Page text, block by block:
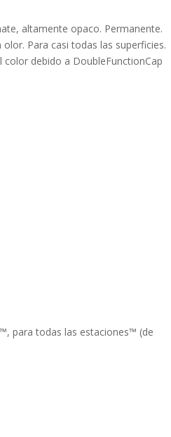
altamente opaco. Permanente.
Para casi todas las superficies.
color debido a DoubleFunctionCap
para todas las estaciones™ (de